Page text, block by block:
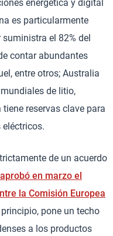
energética y digital
es particularmente
el 82% del
contar abundantes
entre otros; Australia
de litio,
reservas clave para
de un acuerdo
en marzo el
la Comisión Europea
principio, pone un techo
a los productos